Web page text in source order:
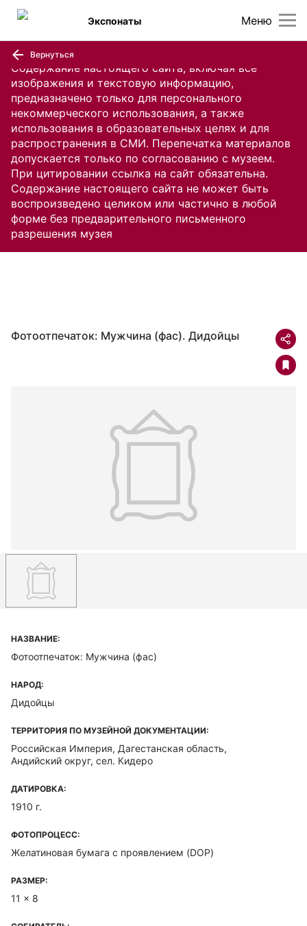
Содержание настоящего сайта, включая все
изображения и текстовую информацию,
предназначено только для персонального
некоммерческого использования, а также
использования в образовательных целях и для
распространения в СМИ. Перепечатка материалов
допускается только по согласованию с музеем.
При цитировании ссылка на сайт обязательна.
Содержание настоящего сайта не может быть
воспроизведено целиком или частично в любой
форме без предварительного письменного
разрешения музея
Меню
Экспонаты
Вернуться
Фотоотпечаток: Мужчина (фас). Дидойцы
НАЗВАНИЕ:
Фотоотпечаток: Мужчина (фас)
НАРОД:
Дидойцы
ТЕРРИТОРИЯ ПО МУЗЕЙНОЙ ДОКУМЕНТАЦИИ:
Российская Империя, Дагестанская область,
Андийский округ, сел. Кидеро
ДАТИРОВКА:
1910 г.
ФОТОПРОЦЕСС:
Желатиновая бумага с проявлением (DOP)
РАЗМЕР:
11 x 8